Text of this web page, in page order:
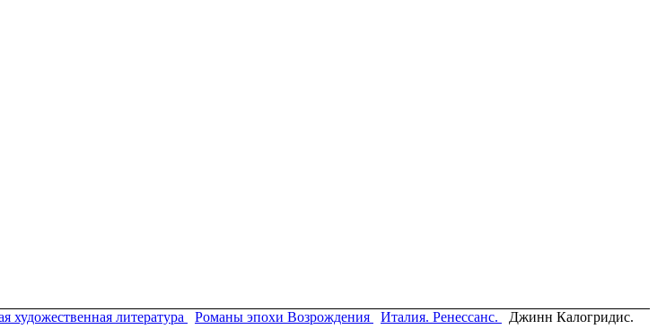
художественная литература Романы эпохи Возрождения Италия. Ренессанс.
Джинн Калогридис.